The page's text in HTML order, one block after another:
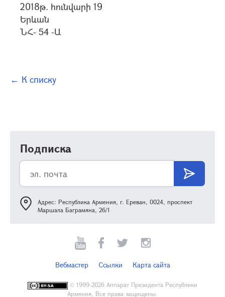
2018թ. հունվարի 19
Երևան
ՆՀ- 54 -Ա
← К списку
Подписка
Адрес: Республика Армения, г. Ереван, 0024, проспект
Маршала Баграмяна, 26/1
Вебмастер Ссылки Карта сайта
© 1999-2026 Аппарат Президента Республики
Армения, Все права защищены.